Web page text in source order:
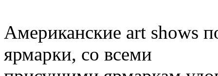
Американские art shows
ярмарки, со всеми